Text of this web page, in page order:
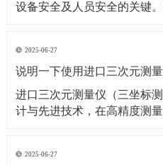
设备安全及人员安全的关键
度控制在 40%~60% RH，避
备变形、传感器失灵。防尘
2025-06-27
说明一下使用进口三次元测
进口三次元测量仪（三坐标
计与先进技术，在高精度测
辨率与重复性：进口设备（
2025-06-27